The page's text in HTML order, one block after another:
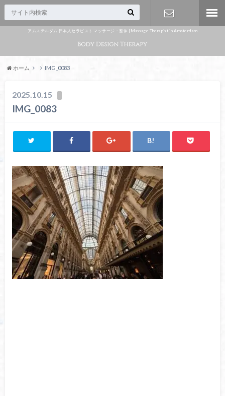
アムステルダム 日本人セラピスト マッサージ・整体 | Massage Therapist in Amsterdam
ホーム IMG_0083
2025.10.15
IMG_0083